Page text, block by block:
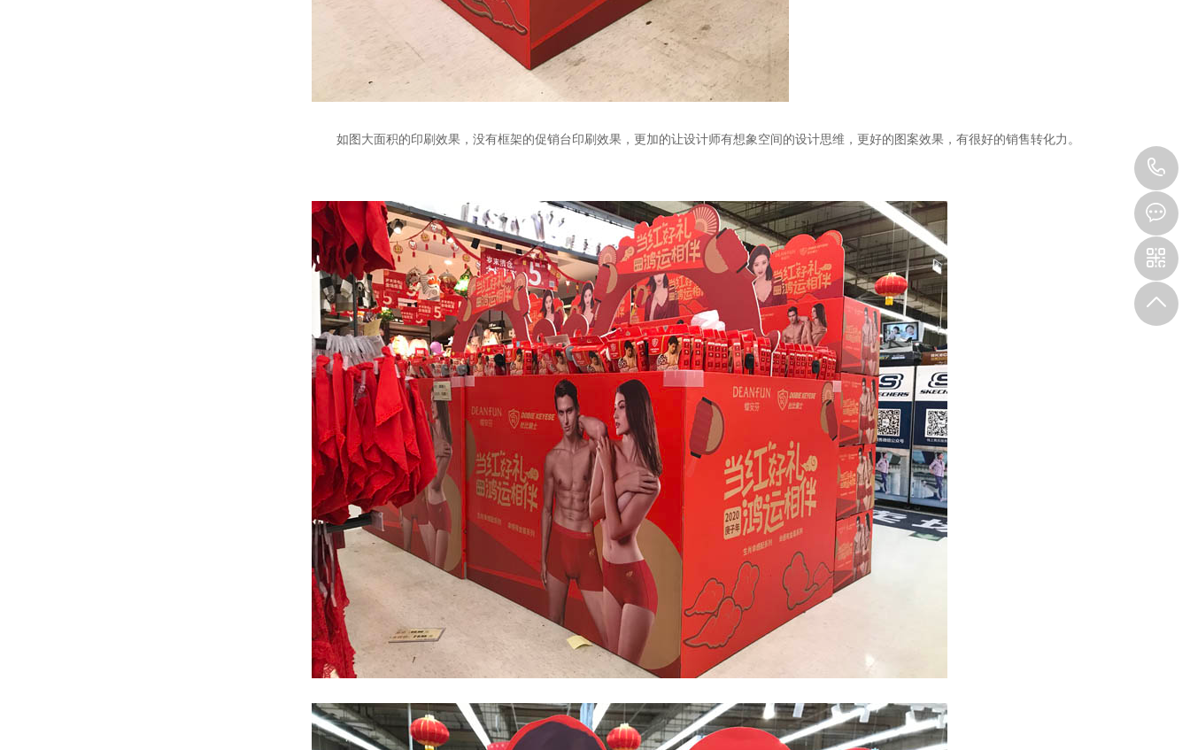
如图大面积的印刷效果，没有框架的促销台印刷效果，更加的让设计师有想象空间的设计思维，更好的图案效果，有很好的销售转化力。